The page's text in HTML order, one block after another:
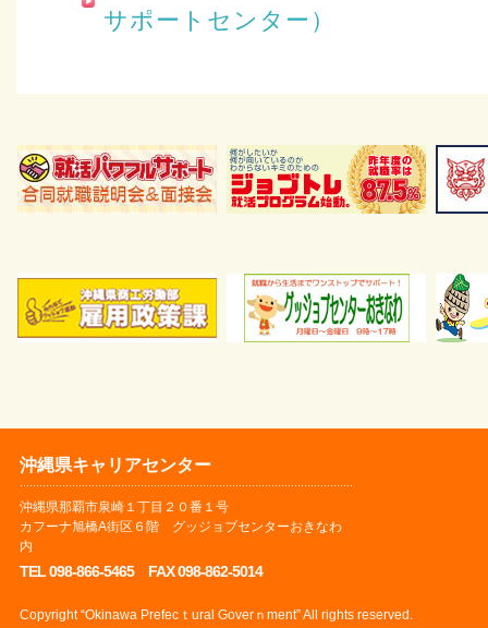
サポートセンター）
沖縄県キャリアセンター
沖縄県那覇市泉崎１丁目２０番１号
カフーナ旭橋A街区６階 グッジョブセンターおきなわ
内
TEL 098-866-5465 FAX 098-862-5014
Copyright “Okinawa Prefecｔural Goverｎment” All rights reserved.